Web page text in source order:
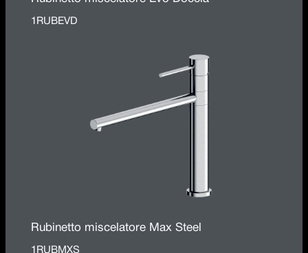
1RUBEVD
Rubinetto miscelatore Max Steel
1RUBMXS